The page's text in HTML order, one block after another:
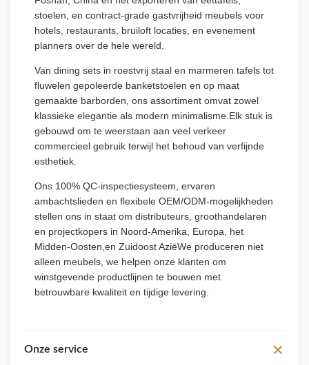
stoelen, en contract-grade gastvrijheid meubels voor
hotels, restaurants, bruiloft locaties, en evenement
planners over de hele wereld.
Van dining sets in roestvrij staal en marmeren tafels tot
fluwelen gepoleerde banketstoelen en op maat
gemaakte barborden, ons assortiment omvat zowel
klassieke elegantie als modern minimalisme.Elk stuk is
gebouwd om te weerstaan aan veel verkeer
commercieel gebruik terwijl het behoud van verfijnde
esthetiek.
Ons 100% QC-inspectiesysteem, ervaren
ambachtslieden en flexibele OEM/ODM-mogelijkheden
stellen ons in staat om distributeurs, groothandelaren
en projectkopers in Noord-Amerika, Europa, het
Midden-Oosten,en Zuidoost AziëWe produceren niet
alleen meubels, we helpen onze klanten om
winstgevende productlijnen te bouwen met
betrouwbare kwaliteit en tijdige levering.
Onze service